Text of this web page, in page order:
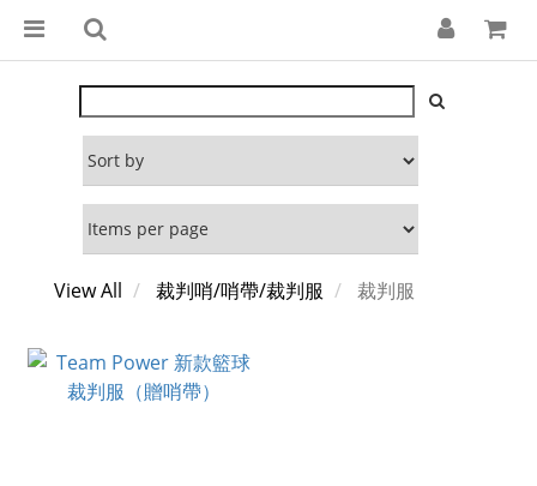
View All 裁判哨/哨帶/裁判服 裁判服